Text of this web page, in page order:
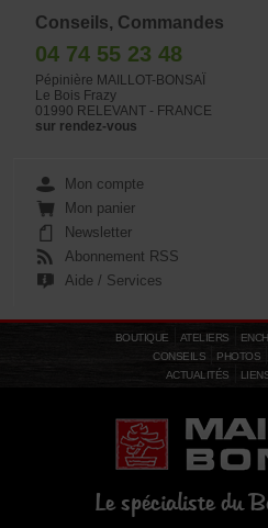
Conseils, Commandes
04 74 55 23 48
Pépinière MAILLOT-BONSAÏ
Le Bois Frazy
01990 RELEVANT - FRANCE
sur rendez-vous
Mon compte
Mon panier
Newsletter
Abonnement RSS
Aide / Services
BOUTIQUE ATELIERS
CONSEILS
PHOTOS
ACTUALITÉS
Le spécialiste du